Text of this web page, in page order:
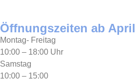
Öffnungszeiten ab April
Montag- Freitag
10:00 – 18:00 Uhr
Samstag
10:00 – 15:00